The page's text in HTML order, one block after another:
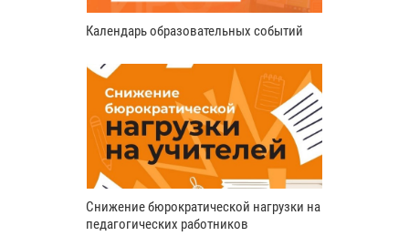
Календарь образовательных событий
Снижение бюрократической нагрузки на
педагогических работников